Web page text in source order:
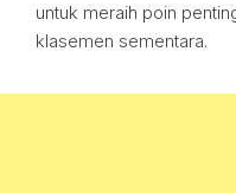
untuk meraih poin
klasemen sementara.